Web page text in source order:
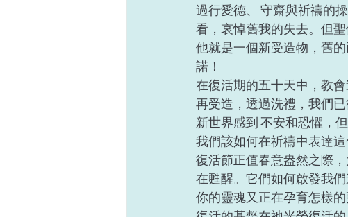
過行愛德、 守齋與祈禱的
看，哀悼舊我的失去。但
他就是一個新受造物，舊
諾！
在復活期的五十天中，教
再受造，透過洗禮，我們
新世界感到 不安和恐懼，
我們該如何在祈禱中表達
復活節正值春意盎然之際
在甦醒。它們如何啟發我們
你的靈魂又正在孕育怎樣的